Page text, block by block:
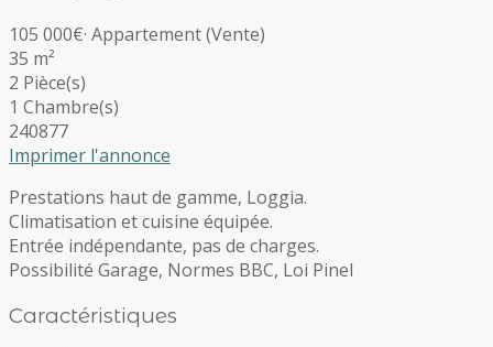
105 000€· Appartement(Vente)
35 m²
2 Pièce(s)
1 Chambre(s)
240877
Imprimer l'annonce
Prestations haut de gamme, Loggia.
Climatisation et cuisine équipée.
Entrée indépendante, pas de charges.
Possibilité Garage, Normes BBC, Loi Pinel
Caractéristiques